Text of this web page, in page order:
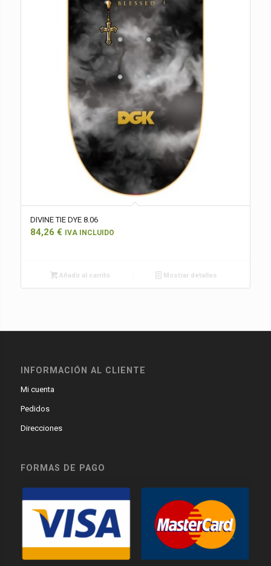
DIVINE TIE DYE 8.06
84,26 € IVA INCLUIDO
Añadir al carrito Mostrar detalles
INFORMACIÓN AL CLIENTE
Mi cuenta
Pedidos
Direcciones
FORMAS DE PAGO